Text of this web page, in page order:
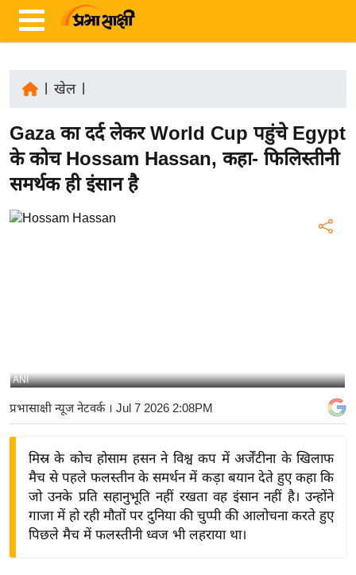
ज़ा
ख
र
रा
य
ज़
द्यो
खेल|
Gaza का दर्द लेकर World Cup पहुंचे Egypt
के कोच Hossam Hassan, कहा- फिलिस्तीनी
समर्थक ही इंसान है
ANI
प्रभासाक्षी न्यूज नेटवर्क। Jul 7 2026 2:08PM
मिस्र के कोच होसाम हसन ने विश्व कप में अर्जेंटीना के खिलाफ
मैच से पहले फलस्तीन के समर्थन में कड़ा बयान देते हुए कहा कि
जो उनके प्रति सहानुभूति नहीं रखता वह इंसान नहीं है। उन्होंने
गाजा में हो रही मौतों पर दुनिया की चुप्पी की आलोचना करते हुए
पिछले मैच में फलस्तीनी ध्वज भी लहराया था।